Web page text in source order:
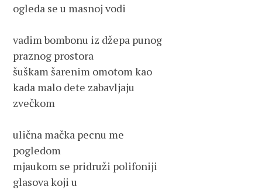
ogleda se u masnoj vodi
vadim bombonu iz džepa punog
praznog prostora
šuškam šarenim omotom kao
kada malo dete zabavljaju
zvečkom
ulična mačka pecnu me
pogledom
mjaukom se pridruži polifoniji
glasova koji u